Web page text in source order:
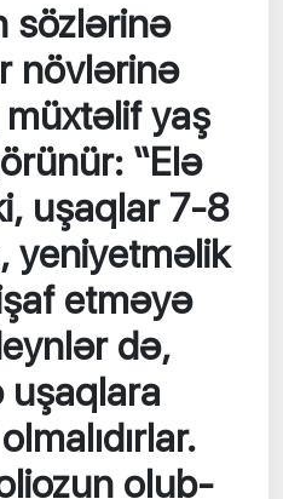
sözlərinə
növlərinə
yaş
“Elə
uşaqlar 7-8
yeniyetməlik
etməyə
də,
uşaqlara
olub-